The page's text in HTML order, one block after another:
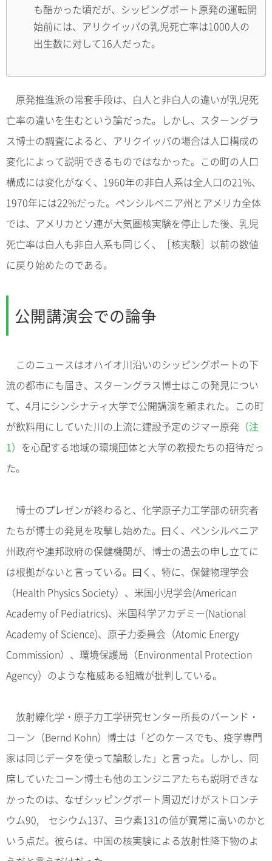
も酷かった頃だが、シッピングポート原発の運転開
始前には、アリクイッパの乳児死亡率は1000人の
出生数に対して16人だった。
原発推進派の常套手段は、白人と非白人の違いが乳児死
亡率の違いを生むという論だった。しかし、スターングラ
ス博士の調査によると、アリクイッパの場合は人口構成の
変化によって説明できるものではなかった。この町の人口
構成には変化がなく、1960年の非白人系は全人口の21%、
1970年には22%だった。ペンシルベニア州とアメリカ全体
では、アメリカとソ連が大気圏核実験を停止した後、乳児
死亡率は白人も非白人系も同じく、［核実験］以前の数値
に戻り始めたのである。
公開講演会での論争
このニュースはオハイオ川沿いのシッピングポートの下
流の都市にも届き、スターングラス博士はこの発見につい
て、4月にシンシナティ大学で公開講演を頼まれた。この町
が飲料用にしていた川の上流に建設予定のジマー原発 （注
1） を心配する地域の環境団体と大学の教授たちの招待だっ
た。
博士のプレゼンが終わると、化学原子力工学部の研究者
たちが博士の発見を攻撃し始めた。曰く、ペンシルベニア
州政府や連邦政府の保健機関が、博士の過去の申し立てに
は根拠がないと言っている。曰く、特に、保健物理学会
（Health Physics Society）、米国小児学会(American
Academy of Pediatrics)、米国科学アカデミー(National
Academy of Science)、原子力委員会（Atomic Energy
Commission）、環境保護局（Environmental Protection
Agency）のような権威ある組織が批判している。
放射線化学・原子力工学研究センター所長のバーンド・
コーン（Bernd Kohn）博士は「どのケースでも、疫学専門
家は同じデータを使って論駁した」と言った。しかし、同
席していたコーン博士も他のエンジニアたちも説明できな
かったのは、なぜシッピングポート周辺だけがストロンチ
ウム90, セシウム137、ヨウ素131の値が異常に高いのかと
いう点だ。彼らは、中国の核実験による放射性降下物のよ